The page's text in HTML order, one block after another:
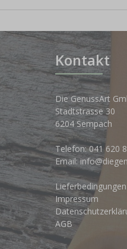
Kontakt
Die GenussArt
Stadtstrasse 30
6204 Sempach
Telefon:041 620
Email:
Lieferbedingungen
Impressum
AGB